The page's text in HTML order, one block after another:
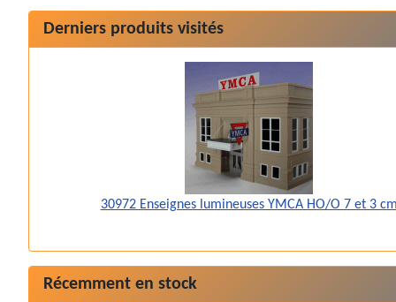
Derniers produits visités
30972 Enseignes lumineuses YMCA HO/O 7 et 3
Récemment en stock